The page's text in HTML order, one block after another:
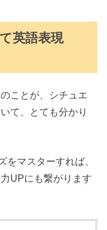
英語表現
ことが、シチュエ
て、とても分かり
をマスターすれば、
UPにも繋がります